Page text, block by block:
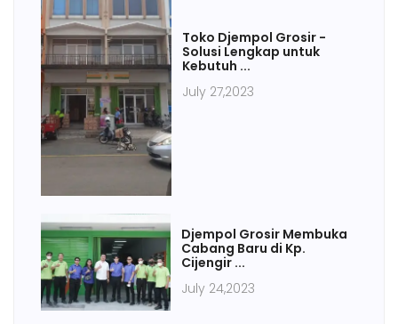
Toko Djempol Grosir -
Solusi Lengkap untuk
Kebutuh ...
July 27,2023
Djempol Grosir Membuka
Cabang Baru di Kp.
Cijengir ...
July 24,2023